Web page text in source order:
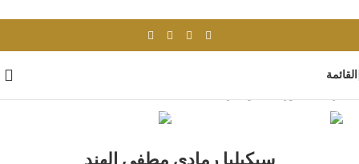
القائمة
سيكيليا رمادي مطفي الهند